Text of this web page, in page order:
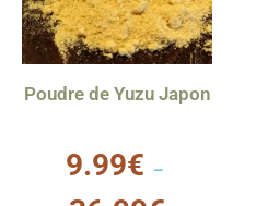
Poudre de Yuzu Japon
s
u
9.99€ –